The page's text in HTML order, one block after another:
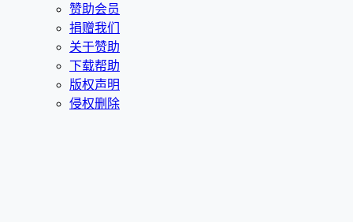
赞助会员
捐赠我们
关于赞助
下载帮助
版权声明
侵权删除